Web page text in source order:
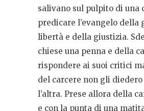
salivano sul pulpito di una
predicare l’evangelo della
libertà e della giustizia.
chiese una penna e della
rispondere ai suoi critici
del carcere non gli diedero
l’altra. Prese allora della
e con la punta di una